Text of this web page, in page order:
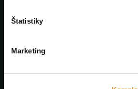
Štatistiky
Marketing
Poradíme a pomôžeme.